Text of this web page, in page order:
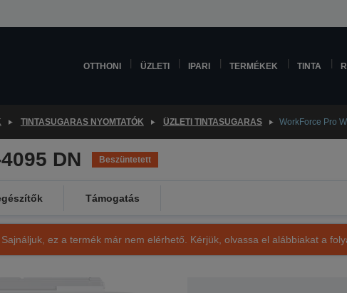
OTTHONI ÜZLETI IPARI TERMÉKEK TINTA
TINTASUGARAS NYOMTATÓK ÜZLETI TINTASUGARAS WorkForce Pro
DN Beszüntetett
Támogatás
ez a termék már nem elérhető. Kérjük, olvassa el alábbiakat a